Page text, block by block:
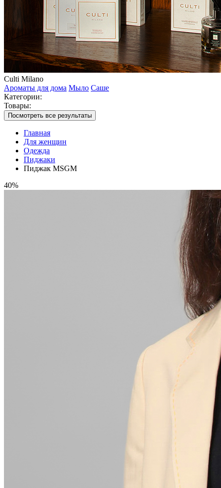
Culti Milano
Ароматы для дома Мыло Саше
Категории:
Товары:
Посмотреть все результаты
Главная
Для женщин
Одежда
Пиджаки
Пиджак MSGM
40%